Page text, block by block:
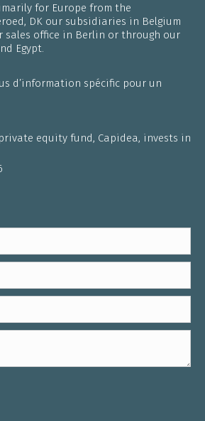
for Europe from the
DK our subsidiaries in Belgium
sales office in Berlin or through our
Egypt.
d’information spécific pour un
equity fund, Capidea, invests in